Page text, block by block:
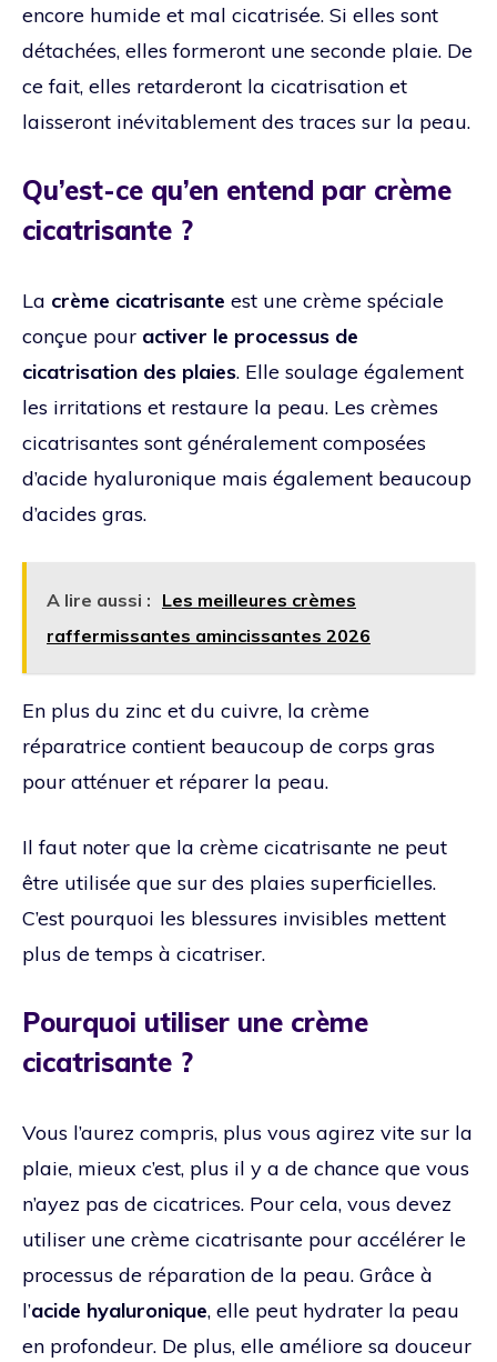
encore humide et mal cicatrisée. Si elles sont
détachées, elles formeront une seconde plaie. De
ce fait, elles retarderont la cicatrisation et
laisseront inévitablement des traces sur la peau.
Qu’est-ce qu’en entend par crème
cicatrisante ?
La crème cicatrisante est une crème spéciale
conçue pour activer le processus de
cicatrisation des plaies. Elle soulage également
les irritations et restaure la peau. Les crèmes
cicatrisantes sont généralement composées
d’acide hyaluronique mais également beaucoup
d’acides gras.
A lire aussi : Les meilleures crèmes
raffermissantes amincissantes 2026
En plus du zinc et du cuivre, la crème
réparatrice contient beaucoup de corps gras
pour atténuer et réparer la peau.
Il faut noter que la crème cicatrisante ne peut
être utilisée que sur des plaies superficielles.
C’est pourquoi les blessures invisibles mettent
plus de temps à cicatriser.
Pourquoi utiliser une crème
cicatrisante ?
Vous l’aurez compris, plus vous agirez vite sur la
plaie, mieux c’est, plus il y a de chance que vous
n’ayez pas de cicatrices. Pour cela, vous devez
utiliser une crème cicatrisante pour accélérer le
processus de réparation de la peau. Grâce à
l’acide hyaluronique, elle peut hydrater la peau
en profondeur. De plus, elle améliore sa douceur